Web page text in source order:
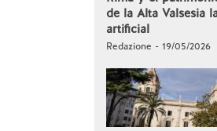
de la Alta Valsesia
artificial
Redazione - 19/05/2026